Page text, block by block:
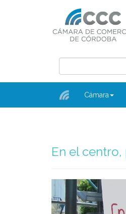
Cámara
En el